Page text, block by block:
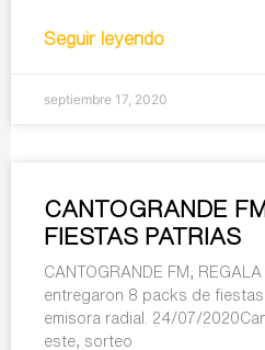
Seguir leyendo
septiembre 17, 2020
CANTOGRANDE
FIESTAS PATRIAS
CANTOGRANDE FM,
entregaron 8 packs de
emisora radial. 24/07/
este, sorteo